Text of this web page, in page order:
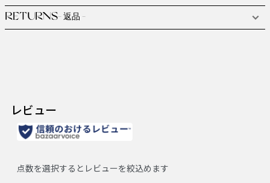
RETURNS- 返品 -